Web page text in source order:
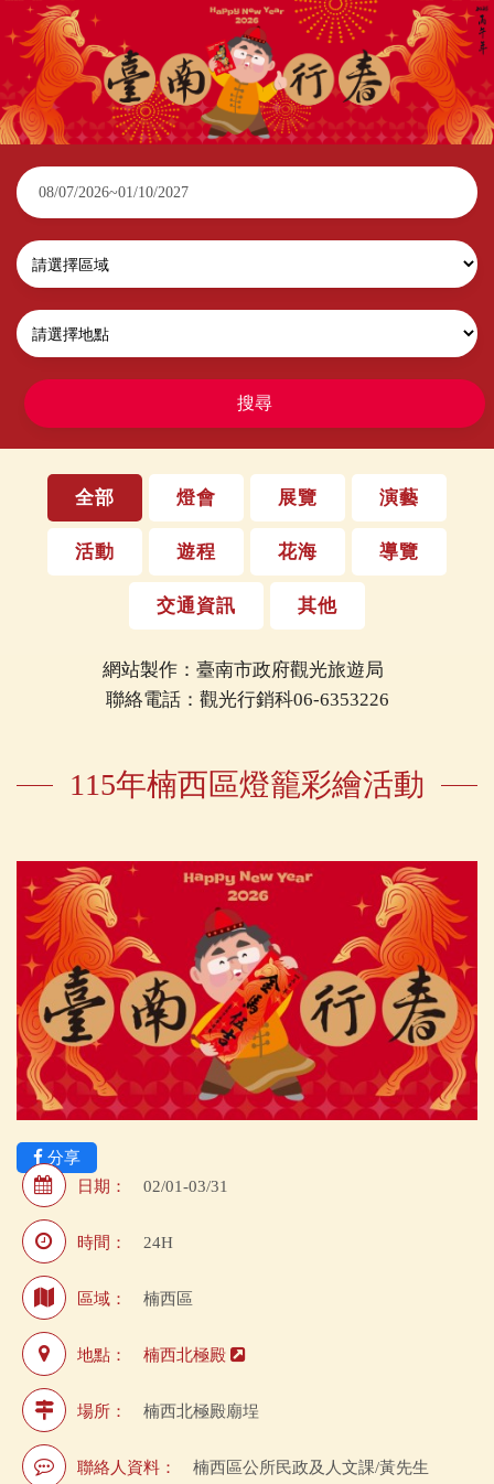
2026臺南行春
搜尋
全部 燈會 展覽 演藝
活動 遊程 花海 導覽
交通資訊 其他
網站製作：臺南市政府觀光旅遊局
聯絡電話：觀光行銷科06-6353226
115年楠西區燈籠彩繪活動
分享
日期：
02/01-03/31
時間： 24H
區域： 楠西區
地點： 楠西北極殿
場所： 楠西北極殿廟埕
聯絡人資料： 楠西區公所民政及人文課/黃先生